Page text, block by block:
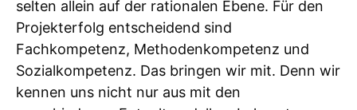
selten allein auf der rationalen Ebene. Für den
Projekterfolg entscheidend sind
Fachkompetenz, Methodenkompetenz und
Sozialkompetenz. Das bringen wir mit. Denn wir
kennen uns nicht nur aus mit den